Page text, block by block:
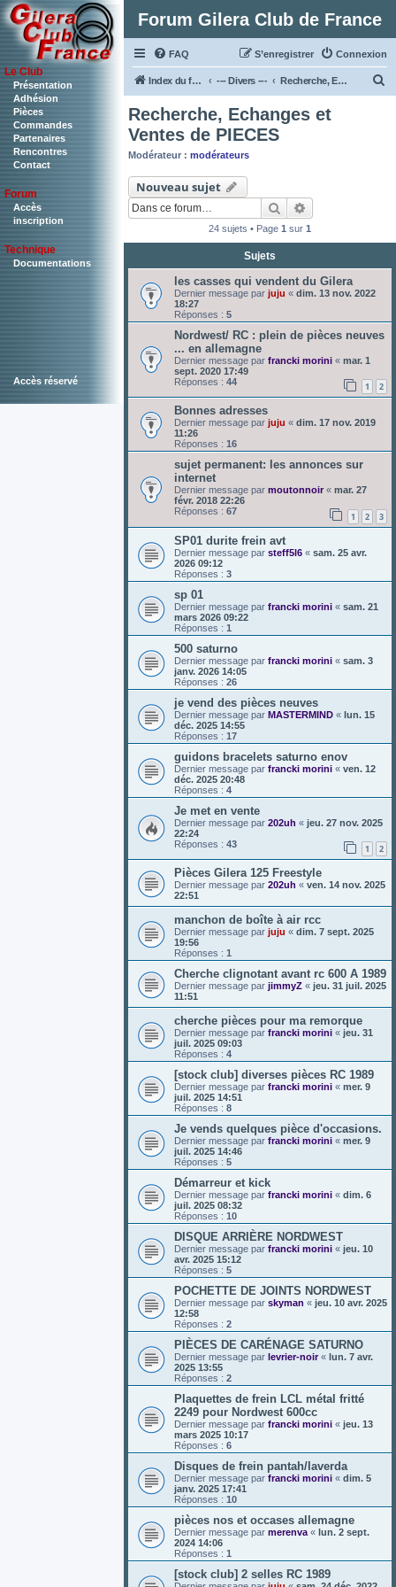
Le Club
Présentation
Adhésion
Pièces
Commandes
Partenaires
Rencontres
Contact
Forum
Accès
inscription
Technique
Documentations
Accès réservé
Forum Gilera Club de France
FAQ Connexion
S’enregistrer
Index du forum --- Divers --- Recherche, Echanges et Ventes de PIECES
r
Recherche, Echanges et
Ventes de PIECES
Modérateur : modérateurs
Nouveau sujet
Rechercher
24 sujets • Page 1 sur 1
Sujets
les casses qui vendent du Gilera
Dernier message par juju « dim. 13 nov. 2022
18:27
Réponses : 5
Nordwest/ RC : plein de pièces neuves
... en allemagne
Dernier message par francki morini « mar. 1
sept. 2020 17:49
Réponses : 44 1 2
Bonnes adresses
Dernier message par juju « dim. 17 nov. 2019
11:26
Réponses : 16
sujet permanent: les annonces sur
internet
Dernier message par moutonnoir « mar. 27
févr. 2018 22:26
Réponses : 67 1 2 3
SP01 durite frein avt
Dernier message par steff5l6 « sam. 25 avr.
2026 09:12
Réponses : 3
sp 01
Dernier message par francki morini « sam. 21
mars 2026 09:22
Réponses : 1
500 saturno
Dernier message par francki morini « sam. 3
janv. 2026 14:05
Réponses : 26
je vend des pièces neuves
Dernier message par MASTERMIND « lun. 15
déc. 2025 14:55
Réponses : 17
guidons bracelets saturno enov
Dernier message par francki morini « ven. 12
déc. 2025 20:48
Réponses : 4
Je met en vente
Dernier message par 202uh « jeu. 27 nov. 2025
22:24
Réponses : 43 1 2
Pièces Gilera 125 Freestyle
Dernier message par 202uh « ven. 14 nov. 2025
22:51
manchon de boîte à air rcc
Dernier message par juju « dim. 7 sept. 2025
19:56
Réponses : 1
Cherche clignotant avant rc 600 A 1989
Dernier message par jimmyZ « jeu. 31 juil. 2025
11:51
cherche pièces pour ma remorque
Dernier message par francki morini « jeu. 31
juil. 2025 09:03
Réponses : 4
[stock club] diverses pièces RC 1989
Dernier message par francki morini « mer. 9
juil. 2025 14:51
Réponses : 8
Je vends quelques pièce d'occasions.
Dernier message par francki morini « mer. 9
juil. 2025 14:46
Réponses : 5
Démarreur et kick
Dernier message par francki morini « dim. 6
juil. 2025 08:32
Réponses : 10
DISQUE ARRIÈRE NORDWEST
Dernier message par francki morini « jeu. 10
avr. 2025 15:12
Réponses : 5
POCHETTE DE JOINTS NORDWEST
Dernier message par skyman « jeu. 10 avr. 2025
12:58
Réponses : 2
PIÈCES DE CARÉNAGE SATURNO
Dernier message par levrier-noir« lun. 7 avr.
2025 13:55
Réponses : 2
Plaquettes de frein LCL métal fritté
2249 pour Nordwest 600cc
Dernier message par francki morini « jeu. 13
mars 2025 10:17
Réponses : 6
Disques de frein pantah/laverda
Dernier message par francki morini « dim. 5
janv. 2025 17:41
Réponses : 10
pièces nos et occases allemagne
Dernier message par merenva« lun. 2 sept.
2024 14:06
Réponses : 1
[stock club] 2 selles RC 1989